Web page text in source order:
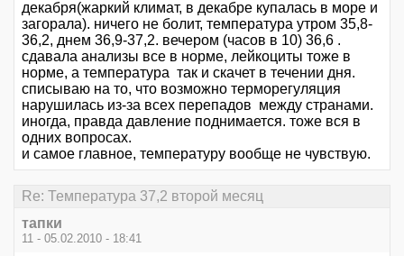
декабря(жаркий климат, в декабре купалась в море и
загорала). ничего не болит, температура утром 35,8-
36,2, днем 36,9-37,2. вечером (часов в 10) 36,6 .
сдавала анализы все в норме, лейкоциты тоже в
норме, а температура так и скачет в течении дня.
списываю на то, что возможно терморегуляция
нарушилась из-за всех перепадов между странами.
иногда, правда давление поднимается. тоже вся в
одних вопросах.
и самое главное, температуру вообще не чувствую.
Re: Температура 37,2 второй месяц
тапки
11 - 05.02.2010 - 18:41